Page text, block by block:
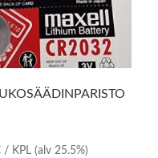
/ KPL (alv 25.5%)